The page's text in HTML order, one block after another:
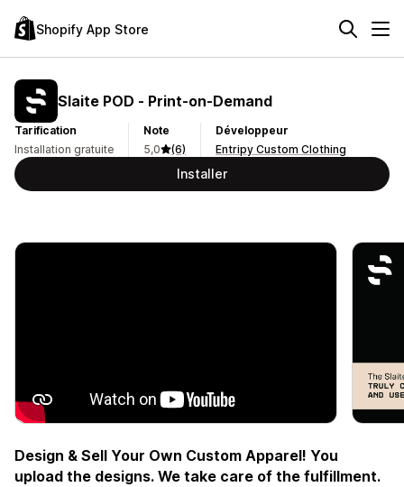
Shopify App Store
Slaite POD ‑ Print‑on‑Demand
Tarification
Installation gratuite
Note
5,0
(6)
Développeur
Entripy Custom Clothing
Installer
Design & Sell Your Own Custom Apparel! You
upload the designs. We take care of the fulfillment.